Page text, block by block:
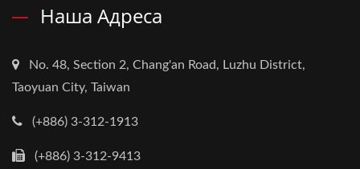
Наша Адреса
No. 48, Section 2, Chang'an Road, Luzhu District,
Taoyuan City, Taiwan
(+886) 3-312-1913
(+886) 3-312-9413